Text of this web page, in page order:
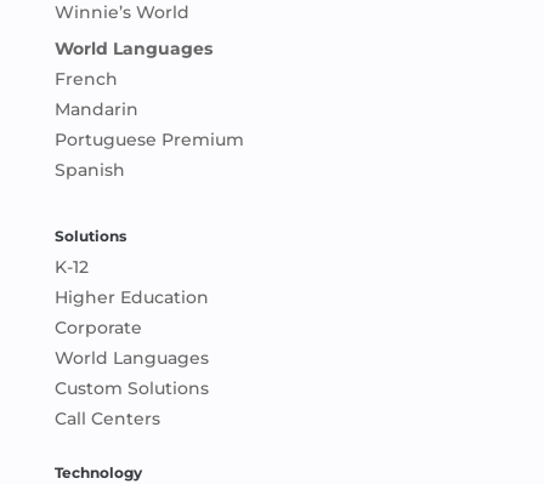
Winnie’s World
World Languages
French
Mandarin
Portuguese Premium
Spanish
Solutions
K-12
Higher Education
Corporate
World Languages
Custom Solutions
Call Centers
Technology